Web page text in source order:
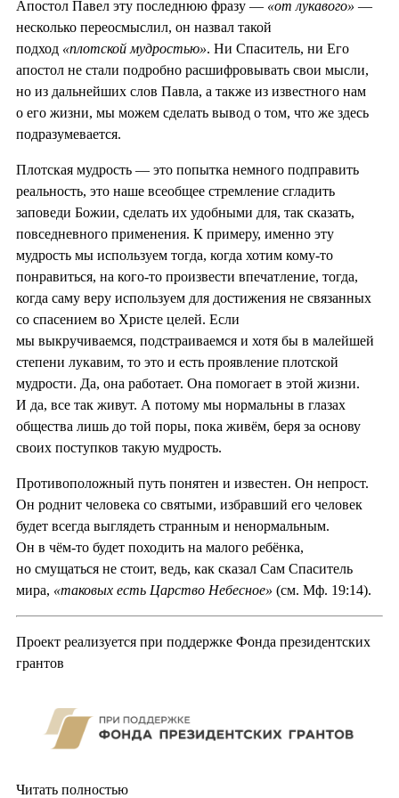
Апостол Павел эту последнюю фразу — «от лукавого» —
несколько переосмыслил, он назвал такой
подход «плотской мудростью». Ни Спаситель, ни Его
апостол не стали подробно расшифровывать свои мысли,
но из дальнейших слов Павла, а также из известного нам
о его жизни, мы можем сделать вывод о том, что же здесь
подразумевается.
Плотская мудрость — это попытка немного подправить
реальность, это наше всеобщее стремление сгладить
заповеди Божии, сделать их удобными для, так сказать,
повседневного применения. К примеру, именно эту
мудрость мы используем тогда, когда хотим кому-то
понравиться, на кого-то произвести впечатление, тогда,
когда саму веру используем для достижения не связанных
со спасением во Христе целей. Если
мы выкручиваемся, подстраиваемся и хотя бы в малейшей
степени лукавим, то это и есть проявление плотской
мудрости. Да, она работает. Она помогает в этой жизни.
И да, все так живут. А потому мы нормальны в глазах
общества лишь до той поры, пока живём, беря за основу
своих поступков такую мудрость.
Противоположный путь понятен и известен. Он непрост.
Он роднит человека со святыми, избравший его человек
будет всегда выглядеть странным и ненормальным.
Он в чём-то будет походить на малого ребёнка,
но смущаться не стоит, ведь, как сказал Сам Спаситель
мира, «таковых есть Царство Небесное» (см. Мф. 19:14).
Проект реализуется при поддержке Фонда президентских
грантов
Читать полностью